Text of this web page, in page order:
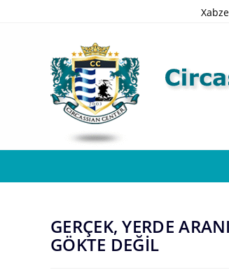
Xabze
GERÇEK, YERDE
GÖKTE DEĞİL